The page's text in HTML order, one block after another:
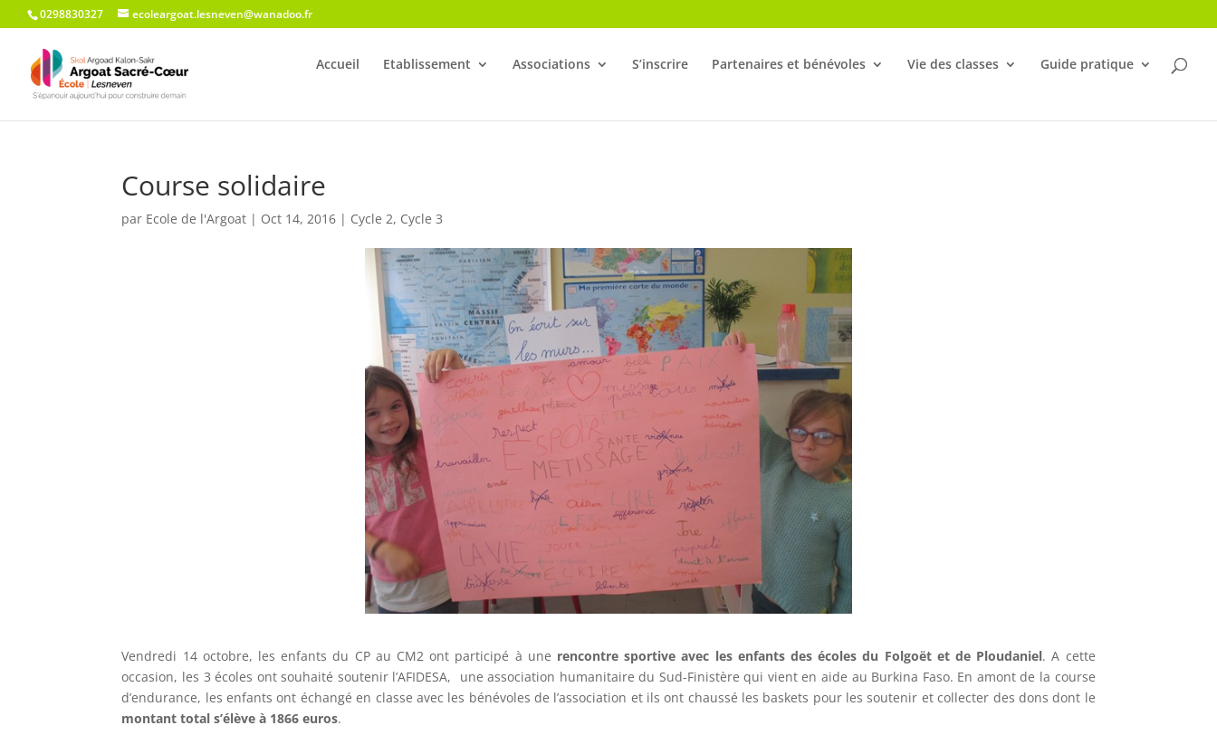
0298830327 ecoleargoat.lesneven@wanadoo.fr
Accueil Etablissement Associations S’inscrire Partenaires et bénévoles Vie des classes Guide pratique
Course solidaire
par Ecole de l'Argoat | Oct 14, 2016 | Cycle 2, Cycle 3
Vendredi 14 octobre, les enfants du CP au CM2 ont participé à une rencontre sportive avec les enfants des écoles du Folgoët et de Ploudaniel. A cette
occasion, les 3 écoles ont souhaité soutenir l’AFIDESA, une association humanitaire du Sud-Finistère qui vient en aide au Burkina Faso. En amont de la course
d’endurance, les enfants ont échangé en classe avec les bénévoles de l’association et ils ont chaussé les baskets pour les soutenir et collecter des dons dont le
montant total s’élève à 1866 euros.